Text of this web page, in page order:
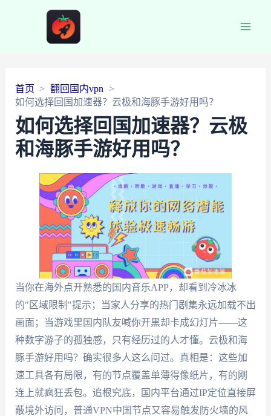
首页
翻回国内vpn
如何选择回国加速器？云极和海豚手游好用吗？
如何选择回国加速器？云极
和海豚手游好用吗？
当你在海外点开熟悉的国内音乐APP，却看到冷冰冰
的"区域限制"提示；当家人分享的热门剧集永远加载不出
画面；当游戏里国内队友喊你开黑却卡成幻灯片——这
种数字游子的孤独感，只有经历过的人才懂。云极和海
豚手游好用吗？确实很多人这么问过。真相是：这些加
速工具各有局限，有的节点覆盖单薄得像纸片，有的刚
连上就疯狂丢包。追根究底，国内平台通过IP定位直接屏
蔽境外访问，普通VPN中国节点又容易触发防火墙的风